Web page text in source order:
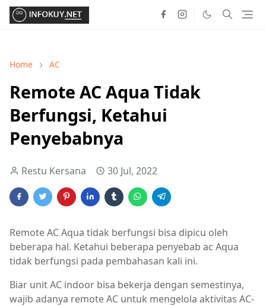
Home AC
Remote AC Aqua Tidak
Berfungsi, Ketahui
Penyebabnya
Restu Kersana 30 Jul, 2022
Remote AC Aqua tidak berfungsi bisa dipicu oleh
beberapa hal. Ketahui beberapa penyebab ac Aqua
tidak berfungsi pada pembahasan kali ini.
Biar unit AC indoor bisa bekerja dengan semestinya,
wajib adanya remote AC untuk mengelola aktivitas AC-